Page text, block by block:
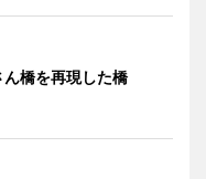
橋を再現した橋